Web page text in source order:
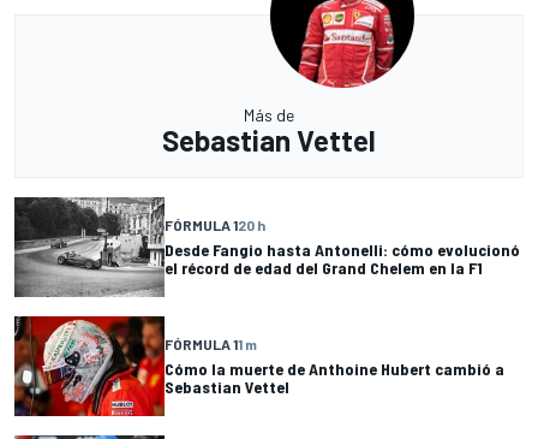
Más de
Sebastian Vettel
FÓRMULA 120 h
Desde Fangio hasta Antonelli: cómo evolucionó
el récord de edad del Grand Chelem en la F1
FÓRMULA 11 m
Cómo la muerte de Anthoine Hubert cambió a
Sebastian Vettel